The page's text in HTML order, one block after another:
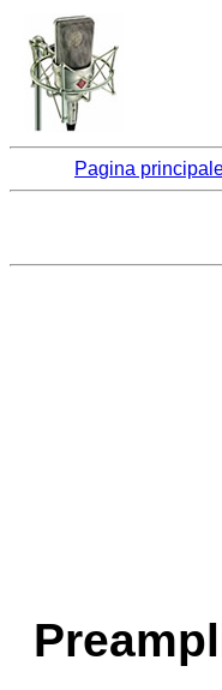
Pagina